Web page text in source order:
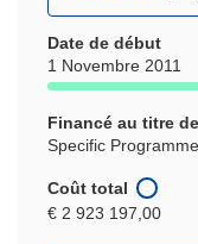
dans
une
nouvelle
Date de début
1 Novembre 2011
Financé au titre de
Specific
Coût total
€ 2 923 197,00